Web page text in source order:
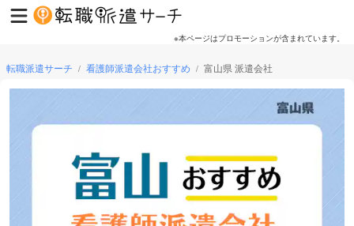
※本ページはプロモーションが含まれています。
転職派遣サーチ / 看護師派遣会社おすすめ / 富山県 派遣会社